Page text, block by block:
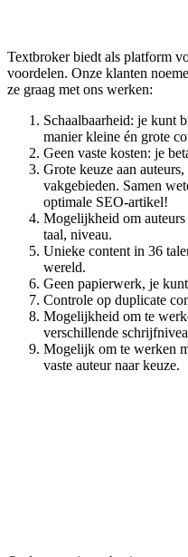
Textbroker biedt als platform
voordelen. Onze klanten
ze graag met ons werken:
Schaalbaarheid: je kunt
manier kleine én grote
Geen vaste kosten: je
Grote keuze aan
vakgebieden. Samen
optimale SEO-artikel!
Mogelijkheid om
taal, niveau.
Unieke content in 36
wereld.
Geen papierwerk, je
Controle op duplicate
Mogelijkheid om te
verschillende
Mogelijk om te werken
vaste auteur naar keuze.